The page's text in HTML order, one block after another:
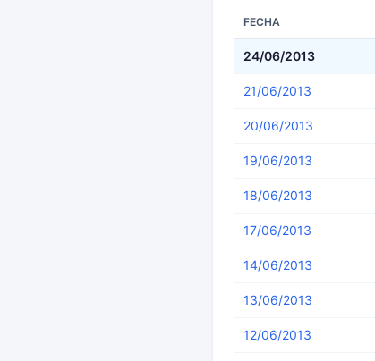
FECHA
24/06/2013
21/06/2013
20/06/2013
19/06/2013
18/06/2013
17/06/2013
14/06/2013
13/06/2013
12/06/2013